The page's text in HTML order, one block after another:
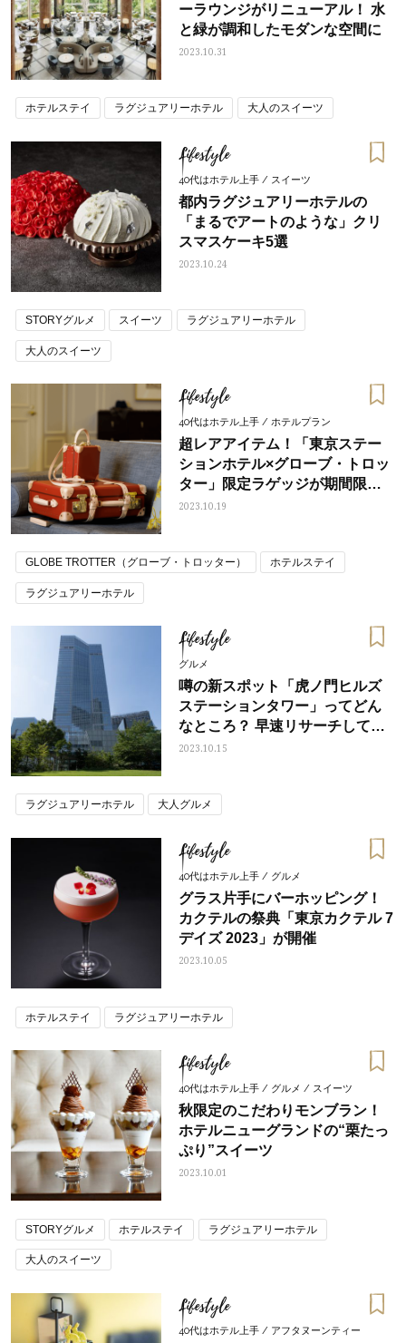
ーラウンジがリニューアル！ 水
と緑が調和したモダンな空間に
2023.10.31
ホテルステイ ラグジュアリーホテル 大人のスイーツ
Lifestyle
40代はホテル上手 / スイーツ
都内ラグジュアリーホテルの
「まるでアートのような」クリ
スマスケーキ5選
2023.10.24
STORYグルメ スイーツ ラグジュアリーホテル
大人のスイーツ
Lifestyle
40代はホテル上手 / ホテルプラン
超レアアイテム！「東京ステー
ションホテル×グローブ・トロッ
ター」限定ラゲッジが期間限定
で登場
2023.10.19
GLOBE TROTTER（グローブ・トロッター） ホテルステイ
ラグジュアリーホテル
Lifestyle
グルメ
噂の新スポット「虎ノ門ヒルズ
ステーションタワー」ってどん
なところ？ 早速リサーチしてき
ました！
2023.10.15
ラグジュアリーホテル 大人グルメ
Lifestyle
40代はホテル上手 / グルメ
グラス片手にバーホッピング！
カクテルの祭典「東京カクテル 7
デイズ 2023」が開催
2023.10.05
ホテルステイ ラグジュアリーホテル
Lifestyle
40代はホテル上手 / グルメ / スイーツ
秋限定のこだわりモンブラン！
ホテルニューグランドの“栗たっ
ぷり”スイーツ
2023.10.01
STORYグルメ ホテルステイ ラグジュアリーホテル
大人のスイーツ
Lifestyle
40代はホテル上手 / アフタヌーンティー